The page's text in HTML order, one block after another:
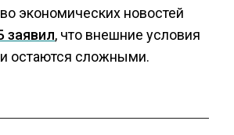
экономических новостей
заявил, что внешние условия
остаются сложными.